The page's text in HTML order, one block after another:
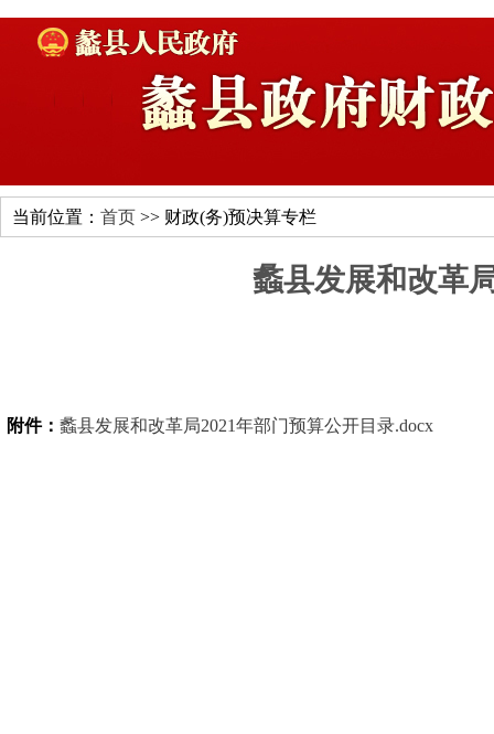
当前位置： 首页 >> 财政(务)预决算专栏
蠡县发展和改革
附件： 蠡县发展和改革局2021年部门预算公开目录.docx